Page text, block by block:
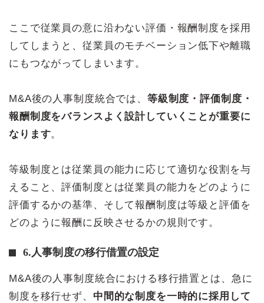
ここで従業員の意に沿わない評価・報酬制度を採用
してしまうと、従業員のモチベーション低下や離職
にもつながってしまいます。
M&A後の人事制度統合では、 等級制度・評価制度・
報酬制度をバランスよく設計していくことが重要に
なります。
等級制度とは従業員の能力に応じて適切な役割を与
えること、評価制度とは従業員の能力をどのように
評価するかの基準、そして報酬制度は等級と評価を
どのように報酬に反映させるかの規則です。
6.人事制度の移行借置の設定
M&A後の人事制度統合における移行措置とは、急に
制度を移行せず、 中間的な制度を一時的に採用して